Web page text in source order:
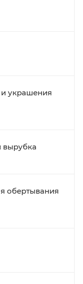
украшения
вырубка
обертывания